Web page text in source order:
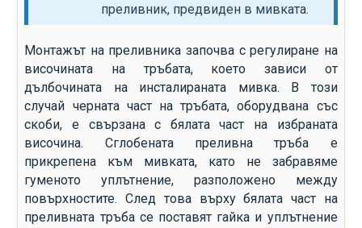
преливник, предвиден в мивката.
Монтажът на преливника започва с регулиране на
височината на тръбата, което зависи от
дълбочината на инсталираната мивка. В този
случай черната част на тръбата, оборудвана със
скоби, е свързана с бялата част на избраната
височина. Сглобената преливна тръба е
прикрепена към мивката, като не забравяме
гуменото уплътнение, разположено между
повърхностите. След това върху бялата част на
преливната тръба се поставят гайка и уплътнение